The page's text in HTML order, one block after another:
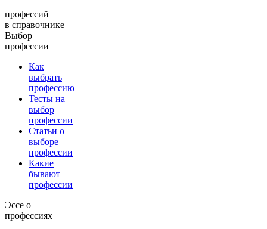
профессий
в справочнике
Выбор
профессии
Как
выбрать
профессию
Тесты на
выбор
профессии
Статьи о
выборе
профессии
Какие
бывают
профессии
Эссе о
профессиях